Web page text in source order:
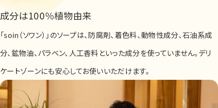
成分は100％植物由来
「soin（ソワン）」のソープは、防腐剤、着色料、動物性成分、石油系成
分、鉱物油、パラベン、人工香料といった成分を使っていません。デリ
ケートゾーンにも安心してお使いいただけます。